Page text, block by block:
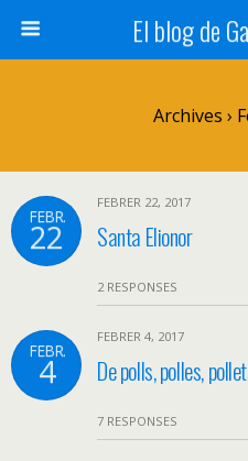
El blog de
Archives ›
FEBR.
22
FEBRER 22, 2017
Santa Elionor
2 RESPONSES
FEBR.
4
FEBRER 4, 2017
De polls, polles,
7 RESPONSES